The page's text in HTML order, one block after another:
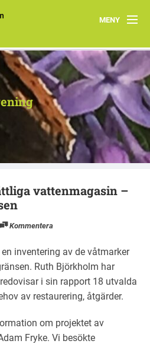
MENY
Hem
Kontakt
Aktiviteter
Dokument
vattenmagasin –
Kommentera
inventering av de våtmarker
Ruth Björkholm har
i sin rapport 18 utvalda
av restaurering, åtgärder.
om projektet av
Fryke. Vi besökte